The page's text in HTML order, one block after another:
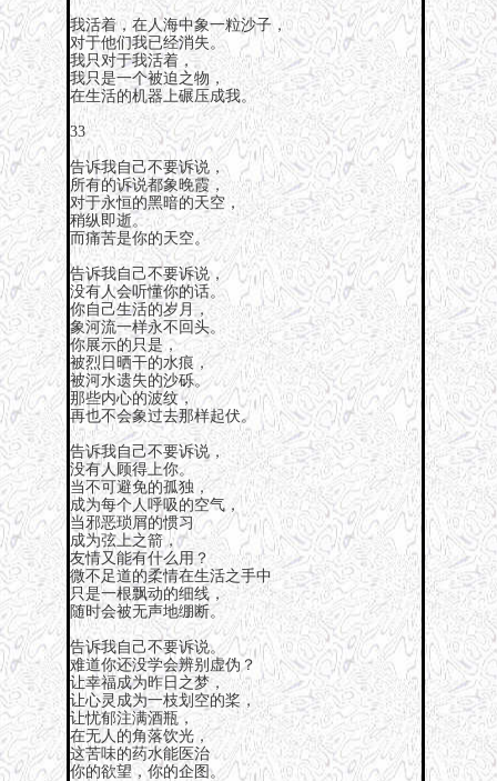
我活着，在人海中象一粒沙子，
对于他们我已经消失。
我只对于我活着，
我只是一个被迫之物，
在生活的机器上碾压成我。
33
告诉我自己不要诉说，
所有的诉说都象晚霞，
对于永恒的黑暗的天空，
稍纵即逝。
而痛苦是你的天空。
告诉我自己不要诉说，
没有人会听懂你的话。
你自己生活的岁月，
象河流一样永不回头。
你展示的只是，
被烈日晒干的水痕，
被河水遗失的沙砾。
那些内心的波纹，
再也不会象过去那样起伏。
告诉我自己不要诉说，
没有人顾得上你。
当不可避免的孤独，
成为每个人呼吸的空气，
当邪恶琐屑的惯习
成为弦上之箭，
友情又能有什么用？
微不足道的柔情在生活之手中
只是一根飘动的细线，
随时会被无声地绷断。
告诉我自己不要诉说。
难道你还没学会辨别虚伪？
让幸福成为昨日之梦，
让心灵成为一枝划空的桨，
让忧郁注满酒瓶，
在无人的角落饮光，
这苦味的药水能医治
你的欲望，你的企图。